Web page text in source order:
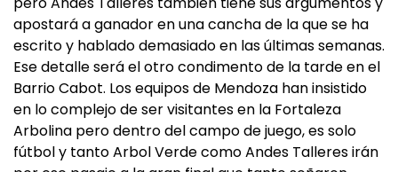
apostará a ganador en una cancha de la que se ha
escrito y hablado demasiado en las últimas semanas.
Ese detalle será el otro condimento de la tarde en el
Barrio Cabot. Los equipos de Mendoza han insistido
en lo complejo de ser visitantes en la Fortaleza
Arbolina pero dentro del campo de juego, es solo
fútbol y tanto Arbol Verde como Andes Talleres irán